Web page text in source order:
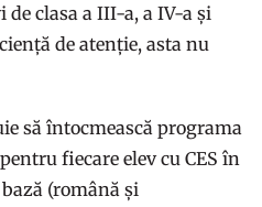
de clasa a III-a, a IV-a și
de atenție, asta nu
să întocmească programa
fiecare elev cu CES în
(română și